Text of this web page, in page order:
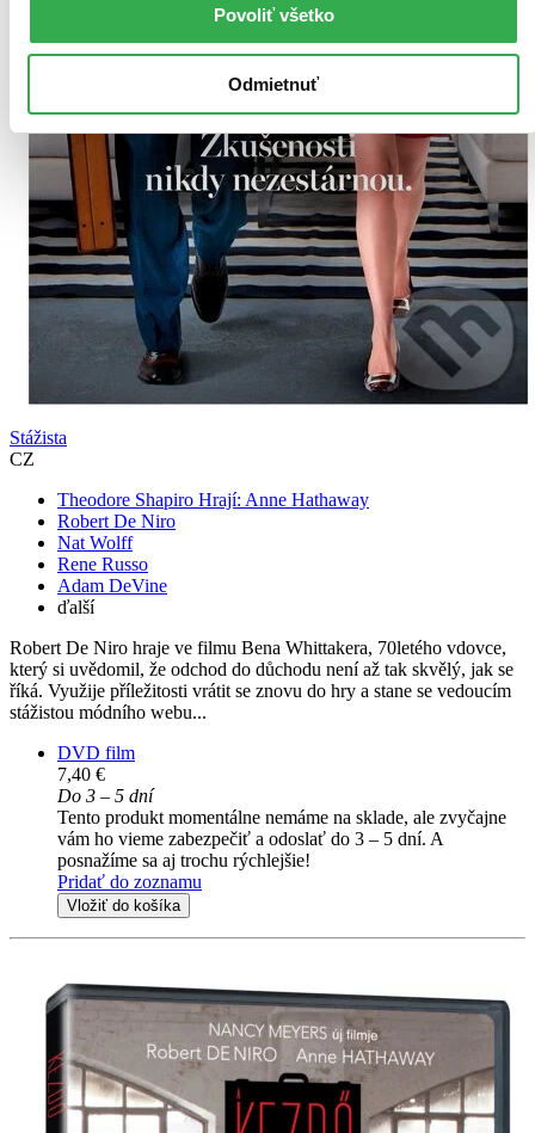
Povoliť všetko
Odmietnuť
Stážista
CZ
Theodore Shapiro Hrají: Anne Hathaway
Robert De Niro
Nat Wolff
Rene Russo
Adam DeVine
ďalší
Robert De Niro hraje ve filmu Bena Whittakera, 70letého vdovce,
který si uvědomil, že odchod do důchodu není až tak skvělý, jak se
říká. Využije příležitosti vrátit se znovu do hry a stane se vedoucím
stážistou módního webu...
DVD film
7,40 €
Do 3 – 5 dní
Tento produkt momentálne nemáme na sklade, ale zvyčajne
vám ho vieme zabezpečiť a odoslať do 3 – 5 dní. A
posnažíme sa aj trochu rýchlejšie!
Pridať do zoznamu
Vložiť do košíka